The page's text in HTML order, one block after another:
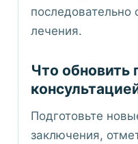
последовательно
лечения.
Что обновить
Подготовьте
заключения,